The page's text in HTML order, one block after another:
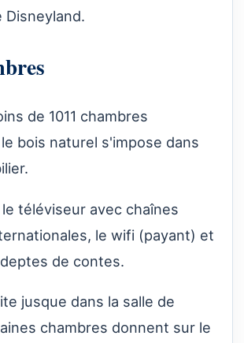
Disneyland.
de 1011 chambres
bois naturel s'impose dans
téléviseur avec chaînes
le wifi (payant) et
de contes.
jusque dans la salle de
chambres donnent sur le